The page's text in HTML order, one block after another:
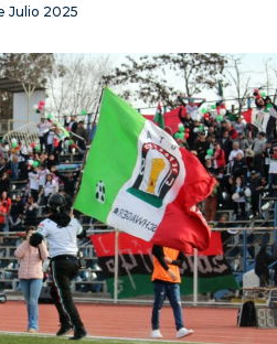
Julio 2025